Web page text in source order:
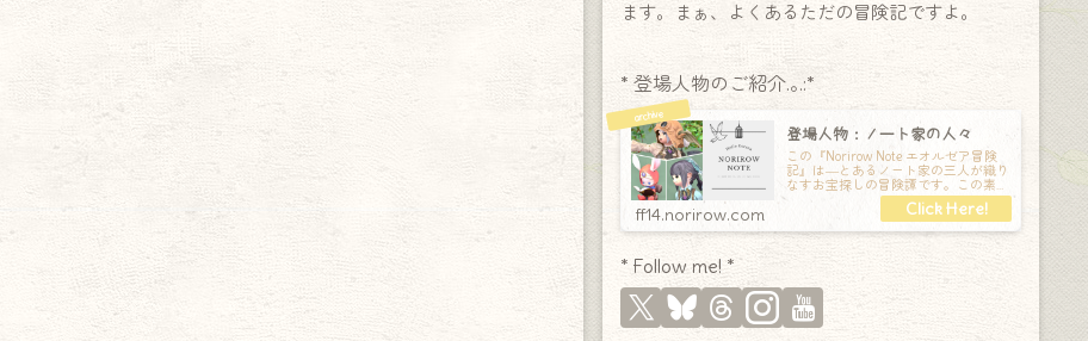
ます。まぁ、よくあるただの冒険記ですよ。
* 登場人物のご紹介.｡.:*
登場人物：ノート家の人々
この『Norirow Note エオルゼア冒険
記』は―とあるノート家の三人が織り
なすお宝探しの冒険譚です。この素敵
な Final Fantasy XIV の世界を旅しな
ff14.norirow.com
* Follow me! *